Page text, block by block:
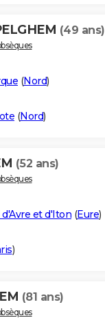
(49 ans)
(Nord)
(Nord)
(52 ans)
et d'Iton (Eure)
)
(81 ans)